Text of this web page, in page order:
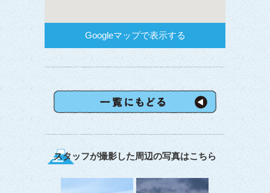
Googleマップで表示する
スタッフが撮影した周辺の写真はこちら